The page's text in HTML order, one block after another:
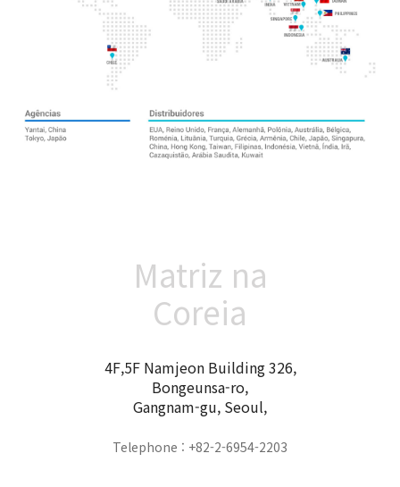
Matriz na
Coreia
4F,5F Namjeon Building 326,
Bongeunsa-ro,
Gangnam-gu, Seoul,
Telephone : +82-2-6954-2203